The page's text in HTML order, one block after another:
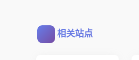
相关站点